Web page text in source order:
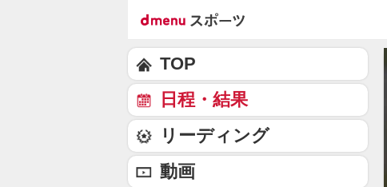
TOP
日程・結果
リーディング
動画